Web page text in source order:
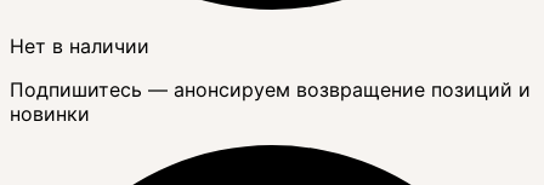
Нет в наличии
Подпишитесь — анонсируем возвращение позиций и
новинки